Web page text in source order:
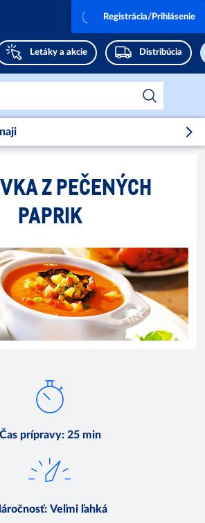
Letáky a akcie Distribúcia
Registrácia/Prihlásenie
Z PEČENÝCH
PAPRIK
Čas prípravy: 25 min
: Veľmi ľahká